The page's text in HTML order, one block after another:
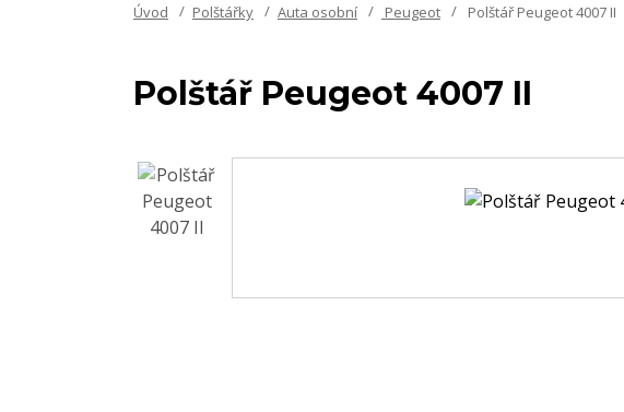
Úvod Polštářky Auta osobní Peugeot Polštář Peugeot 4007 II
Polštář Peugeot 4007 II